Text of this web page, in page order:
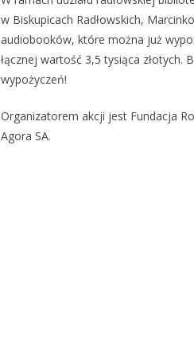
w Biskupicach Radłowskich,
audiobooków, które można już
łącznej wartość 3,5 tysiąca złotych.
wypożyczeń!
Organizatorem akcji jest Fundacja
Agora SA.